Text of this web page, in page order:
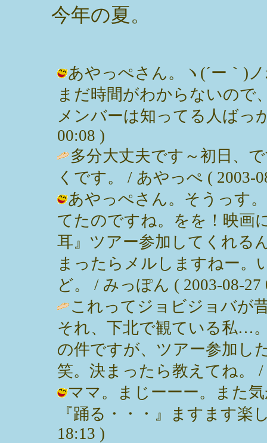
今年の夏。
あやっぺさん。ヽ(´ー｀)
まだ時間がわからないので
メンバーは知ってる人ばっ
00:08 )
多分大丈夫です～初日、
くです。 / あやっぺ ( 2003-
あやっぺさん。そうっす
てたのですね。をを！映画
耳』ツアー参加してくれる
まったらメルしますねー。
ど。 / みっぽん ( 2003-08-27
これってジョビジョバが
それ、下北で観ている私…
の件ですが、ツアー参加し
笑。決まったら教えてね。 /
ママ。まじーーー。また
『踊る・・・』ますます楽
18:13 )